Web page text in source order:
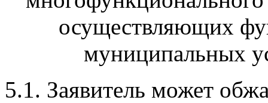
осуществляющих
муниципальных
5.1. Заявитель может